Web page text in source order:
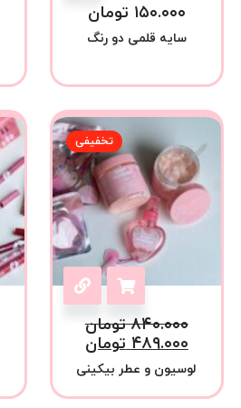
۱۵۰.۰۰۰ تومان
سایه قلمی دو رنگ
تخفیفی
۸۴۰.۰۰۰ تومان
۴۸۹.۰۰۰ تومان
لوسیون و عطر بیکینی